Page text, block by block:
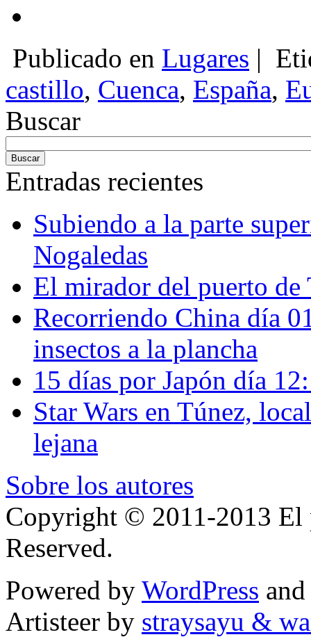
Publicado en Lugares |
castillo, Cuenca, España,
Buscar
Entradas recientes
Subiendo a la parte
Nogaledas
El mirador del puerto de
Recorriendo China día
insectos a la plancha
15 días por Japón día
Star Wars en Túnez,
lejana
Sobre los autores
Copyright © 2011-2013 El
Reserved.
Powered by WordPress and
Artisteer by straysayu &